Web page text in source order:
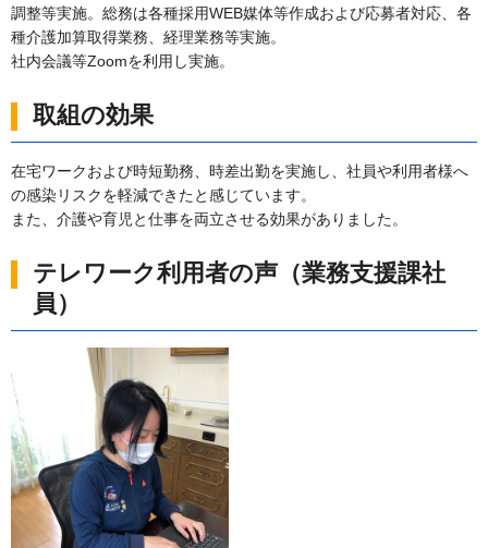
調整等実施。総務は各種採用WEB媒体等作成および応募者対応、各
種介護加算取得業務、経理業務等実施。
社内会議等Zoomを利用し実施。
取組の効果
在宅ワークおよび時短勤務、時差出勤を実施し、社員や利用者様へ
の感染リスクを軽減できたと感じています。
また、介護や育児と仕事を両立させる効果がありました。
テレワーク利用者の声（業務支援課社
員）